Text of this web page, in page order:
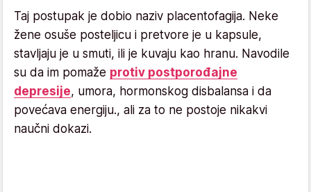
Taj postupak je dobio naziv placentofagija. Neke
žene osuše posteljicu i pretvore je u kapsule,
stavljaju je u smuti, ili je kuvaju kao hranu. Navodile
su da im pomaže protiv postporođajne
depresije, umora, hormonskog disbalansa i da
povećava energiju., ali za to ne postoje nikakvi
naučni dokazi.